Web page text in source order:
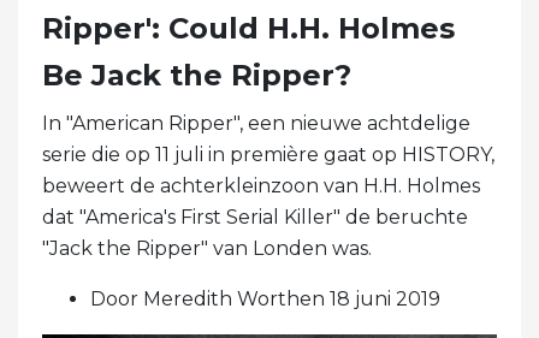
Ripper': Could H.H. Holmes
Be Jack the Ripper?
In "American Ripper", een nieuwe achtdelige
serie die op 11 juli in première gaat op HISTORY,
beweert de achterkleinzoon van H.H. Holmes
dat "America's First Serial Killer" de beruchte
"Jack the Ripper" van Londen was.
Door Meredith Worthen 18 juni 2019